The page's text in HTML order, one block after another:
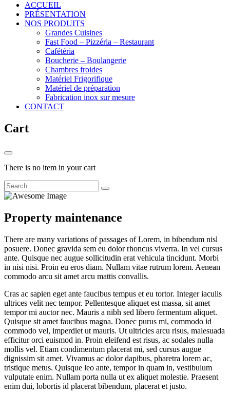
ACCUEIL
PRÉSENTATION
NOS PRODUITS
Grandes Cuisines
Fast Food – Pizzéria – Restaurant
Cafétéria
Boucherie – Boulangerie
Chambres froides
Matériel Frigorifique
Matériel de préparation
Fabrication inox sur mesure
CONTACT
Cart
There is no item in your cart
Property maintenance
There are many variations of passages of Lorem, in bibendum nisl
posuere. Donec gravida sem eu dolor rhoncus viverra. In vel cursus
ante. Quisque nec augue sollicitudin erat vehicula tincidunt. Morbi
in nisi nisi. Proin eu eros diam. Nullam vitae rutrum lorem. Aenean
commodo arcu sit amet arcu mattis convallis.
Cras ac sapien eget ante faucibus tempus et eu tortor. Integer iaculis
ultrices velit nec tempor. Pellentesque aliquet est massa, sit amet
tempor mi auctor nec. Mauris a nibh sed libero fermentum aliquet.
Quisque sit amet faucibus magna. Donec purus mi, commodo id
commodo vel, imperdiet ut mauris. Ut ultricies arcu risus, malesuada
efficitur orci euismod in. Proin eleifend est risus, ac sodales nulla
mollis vel. Etiam condimentum placerat mi, sed cursus augue
dignissim sit amet. Vivamus ac dolor dapibus, pharetra lorem ac,
tristique metus. Quisque leo ante, tempor in quam in, vestibulum
vulputate enim. Nullam porta nulla ut ex aliquet molestie. Praesent
enim dui, lobortis id placerat bibendum, placerat et justo.